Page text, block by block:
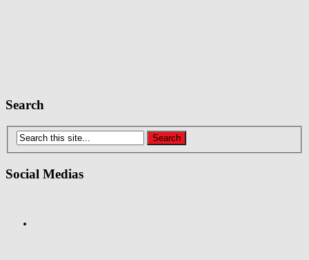
Search
Social Medias